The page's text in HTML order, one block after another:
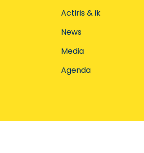
Actiris & ik
News
Media
Agenda